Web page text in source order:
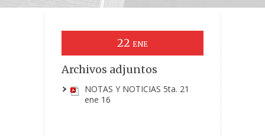
22 ENE
Archivos adjuntos
NOTAS Y NOTICIAS 5ta. 21
ene 16